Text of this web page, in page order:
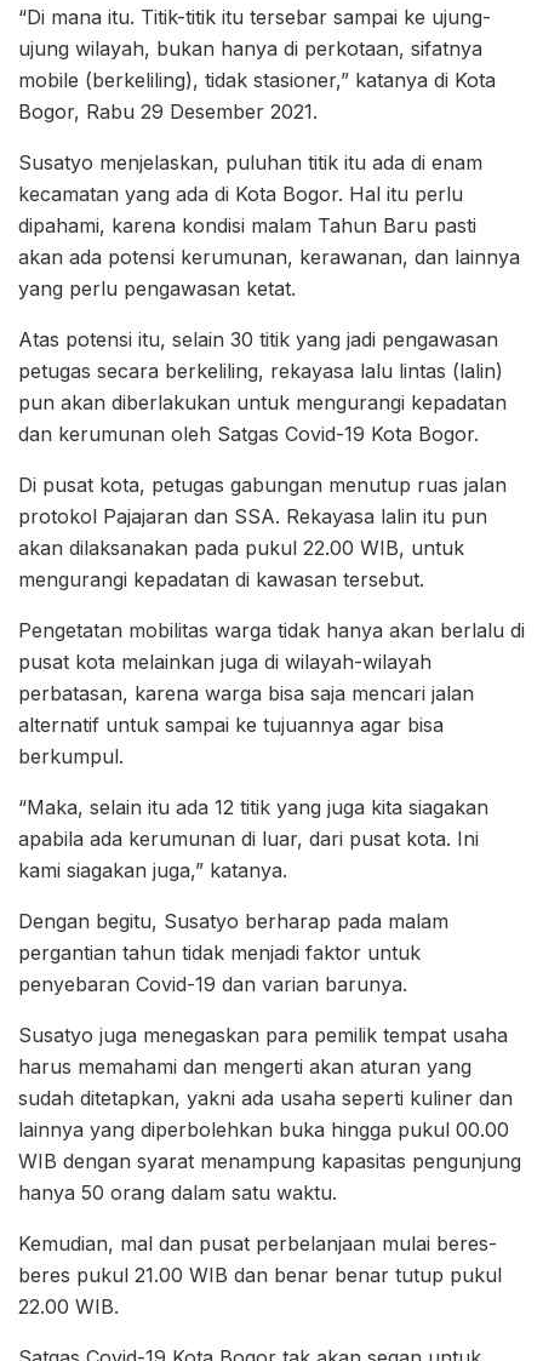
“Di mana itu. Titik-titik itu tersebar sampai ke ujung-
ujung wilayah, bukan hanya di perkotaan, sifatnya
mobile (berkeliling), tidak stasioner,” katanya di Kota
Bogor, Rabu 29 Desember 2021.
Susatyo menjelaskan, puluhan titik itu ada di enam
kecamatan yang ada di Kota Bogor. Hal itu perlu
dipahami, karena kondisi malam Tahun Baru pasti
akan ada potensi kerumunan, kerawanan, dan lainnya
yang perlu pengawasan ketat.
Atas potensi itu, selain 30 titik yang jadi pengawasan
petugas secara berkeliling, rekayasa lalu lintas (lalin)
pun akan diberlakukan untuk mengurangi kepadatan
dan kerumunan oleh Satgas Covid-19 Kota Bogor.
Di pusat kota, petugas gabungan menutup ruas jalan
protokol Pajajaran dan SSA. Rekayasa lalin itu pun
akan dilaksanakan pada pukul 22.00 WIB, untuk
mengurangi kepadatan di kawasan tersebut.
Pengetatan mobilitas warga tidak hanya akan berlalu di
pusat kota melainkan juga di wilayah-wilayah
perbatasan, karena warga bisa saja mencari jalan
alternatif untuk sampai ke tujuannya agar bisa
berkumpul.
“Maka, selain itu ada 12 titik yang juga kita siagakan
apabila ada kerumunan di luar, dari pusat kota. Ini
kami siagakan juga,” katanya.
Dengan begitu, Susatyo berharap pada malam
pergantian tahun tidak menjadi faktor untuk
penyebaran Covid-19 dan varian barunya.
Susatyo juga menegaskan para pemilik tempat usaha
harus memahami dan mengerti akan aturan yang
sudah ditetapkan, yakni ada usaha seperti kuliner dan
lainnya yang diperbolehkan buka hingga pukul 00.00
WIB dengan syarat menampung kapasitas pengunjung
hanya 50 orang dalam satu waktu.
Kemudian, mal dan pusat perbelanjaan mulai beres-
beres pukul 21.00 WIB dan benar benar tutup pukul
22.00 WIB.